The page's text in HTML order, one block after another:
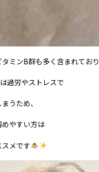
ミンB群も多く含まれており
過労やストレスで
うため、
やすい方は
メです